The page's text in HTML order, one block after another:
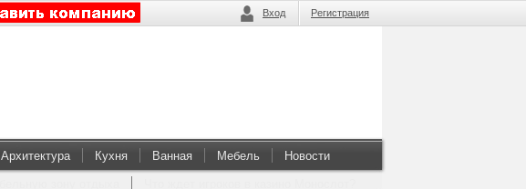
Вход Регистрация
Архитектура Кухня Ванная Мебель Новости